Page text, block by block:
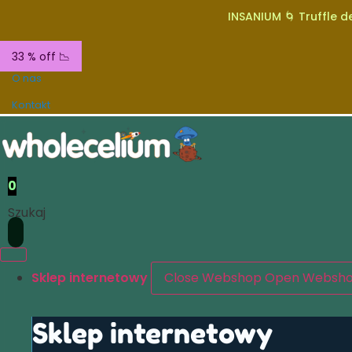
INSANIUM 🌀 Truffle
33 % off 📉
O nas
Kontakt
0
Szukaj
Sklep internetowy Close Webshop Open
Sklep internetowy